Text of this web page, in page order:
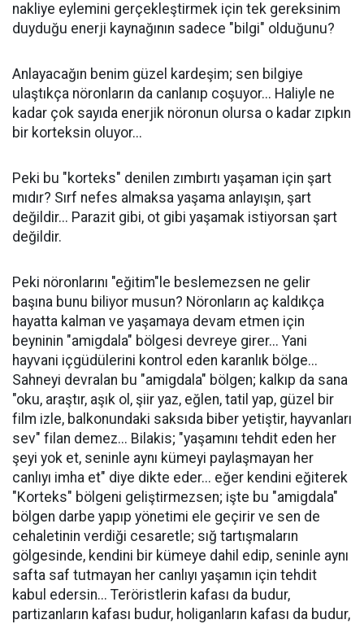
nakliye eylemini gerçekleştirmek için tek gereksinim
duyduğu enerji kaynağının sadece "bilgi" olduğunu?
Anlayacağın benim güzel kardeşim; sen bilgiye
ulaştıkça nöronların da canlanıp coşuyor... Haliyle ne
kadar çok sayıda enerjik nöronun olursa o kadar zıpkın
bir korteksin oluyor...
Peki bu "korteks" denilen zımbırtı yaşaman için şart
mıdır? Sırf nefes almaksa yaşama anlayışın, şart
değildir... Parazit gibi, ot gibi yaşamak istiyorsan şart
değildir.
Peki nöronlarını "eğitim"le beslemezsen ne gelir
başına bunu biliyor musun? Nöronların aç kaldıkça
hayatta kalman ve yaşamaya devam etmen için
beyninin "amigdala" bölgesi devreye girer... Yani
hayvani içgüdülerini kontrol eden karanlık bölge...
Sahneyi devralan bu "amigdala" bölgen; kalkıp da sana
"oku, araştır, aşık ol, şiir yaz, eğlen, tatil yap, güzel bir
film izle, balkonundaki saksıda biber yetiştir, hayvanları
sev" filan demez... Bilakis; "yaşamını tehdit eden her
şeyi yok et, seninle aynı kümeyi paylaşmayan her
canlıyı imha et" diye dikte eder... eğer kendini eğiterek
"Korteks" bölgeni geliştirmezsen; işte bu "amigdala"
bölgen darbe yapıp yönetimi ele geçirir ve sen de
cehaletinin verdiği cesaretle; sığ tartışmaların
gölgesinde, kendini bir kümeye dahil edip, seninle aynı
safta saf tutmayan her canlıyı yaşamın için tehdit
kabul edersin... Teröristlerin kafası da budur,
partizanların kafası budur, holiganların kafası da budur,